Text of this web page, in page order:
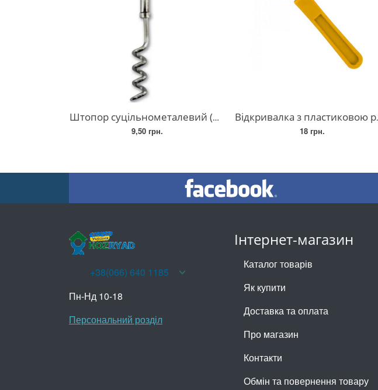
Штопор суцільнометалевий (859BLV-19-1)
9,50 грн.
Відкривалка з пластиковою ручкою для консервних банок та пляшок
18 грн.
Інтернет-магазин
Каталог товарів
Як купити
Доставка та оплата
Про магазин
Контакти
Обмін та повернення товару
+38(066) 640 1185
Пн-Нд 10-18
Персональний розділ